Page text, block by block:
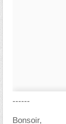
------
Bonsoir,